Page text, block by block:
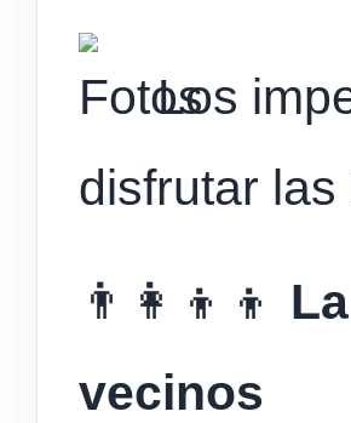
Los
disfrutar
👨‍👩‍👦‍👦
vecinos